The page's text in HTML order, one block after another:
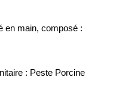
en main, composé :
: Peste Porcine